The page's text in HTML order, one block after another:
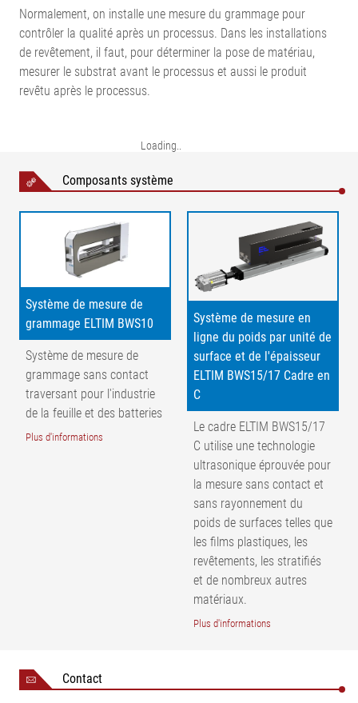
Normalement, on installe une mesure du grammage pour
contrôler la qualité après un processus. Dans les installations
de revêtement, il faut, pour déterminer la pose de matériau,
mesurer le substrat avant le processus et aussi le produit
revêtu après le processus.
Légende
1 = rouleau de guidage | 2 = mesure du
grammage | 3 = émetteur | 4 = récepteur |
AB = Largeur de travail | NB = Largeur
Loading
Composants système
Système de mesure de
grammage ELTIM BWS10
Système de mesure de
grammage sans contact
traversant pour l'industrie
de la feuille et des batteries
Plus d'informations
Système de mesure en
ligne du poids par unité de
surface et de l'épaisseur
ELTIM BWS15/17 Cadre en
C
Le cadre ELTIM BWS15/17
C utilise une technologie
ultrasonique éprouvée pour
la mesure sans contact et
sans rayonnement du
poids de surfaces telles que
les films plastiques, les
revêtements, les stratifiés
et de nombreux autres
matériaux.
Plus d'informations
Contact